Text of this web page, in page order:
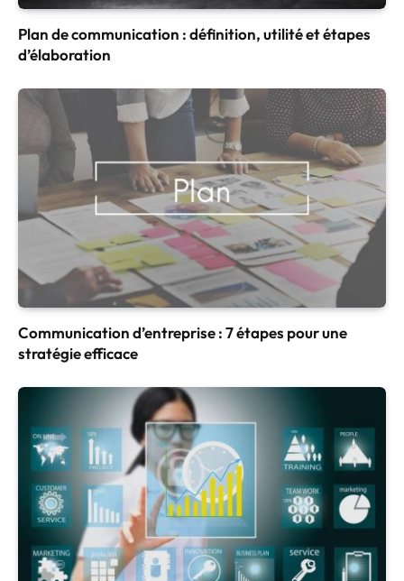
Plan de communication : définition, utilité et étapes
d’élaboration
Communication d’entreprise : 7 étapes pour une
stratégie efficace